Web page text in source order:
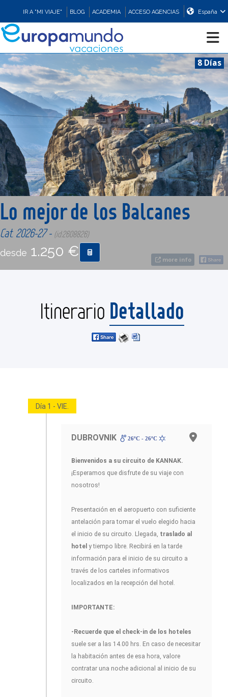
IR A "MI VIAJE" BLOG ACADEMIA ACCESO AGENCIAS España
CRUCEROS
EUROPA
ASIA
ORIENTE
PROMOCIONES
8 Días
more info
Lo mejor de los Balcanes
Cat. 2026-27 - (id:2608826)
desde 1.250 €
Itinerario Detallado
Día 1 - VIE.
DUBROVNIK 26ºC - 26ºC
Bienvenidos a su circuito de KANNAK.
¡Esperamos que disfrute de su viaje con
nosotros!
Presentación en el aeropuerto con suficiente
antelación para tomar el vuelo elegido hacia
el inicio de su circuito. Llegada, traslado al
hotel y tiempo libre. Recibirá en la tarde
información para el inicio de su circuito a
través de los carteles informativos
localizados en la recepción del hotel.
IMPORTANTE:
-Recuerde que el check-in de los hoteles
suele ser a las 14.00 hrs. En caso de necesitar
la habitación antes de esa hora, valore
contratar una noche adicional al inicio de su
circuito.